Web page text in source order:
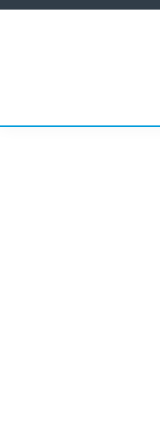
Spring
Door
Spring